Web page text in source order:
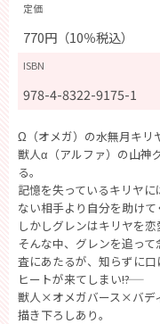
定価
770円（10％税込）
ISBN
978-4-8322-9175-1
Ω（オメガ）の水無月キリ
獣人α（アルファ）の山神
る。
記憶を失っているキリヤ
ない相手より自分を助けて
しかしグレンはキリヤを
そんな中、グレンを追っ
査にあたるが、知らずに
ヒートが来てしまい――!?
獣人×オメガバース×バデ
描き下ろしあり。